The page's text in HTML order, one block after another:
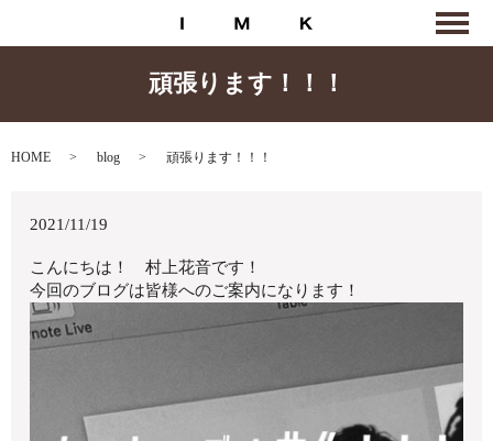
頑張ります！！！
HOME blog 頑張ります！！！
2021/11/19
こんにちは！ 村上花音です！
今回のブログは皆様へのご案内になります！